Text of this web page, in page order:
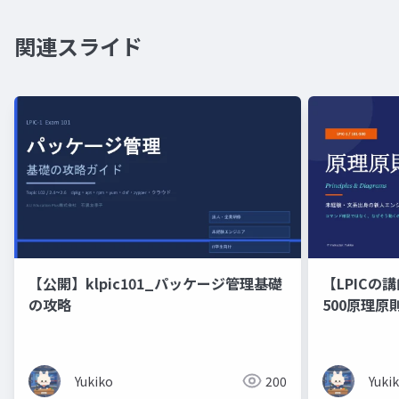
関連スライド
【公開】klpic101_パッケージ管理基礎
の攻略
Yukiko 200
【LPICの
500原理原
くのかを